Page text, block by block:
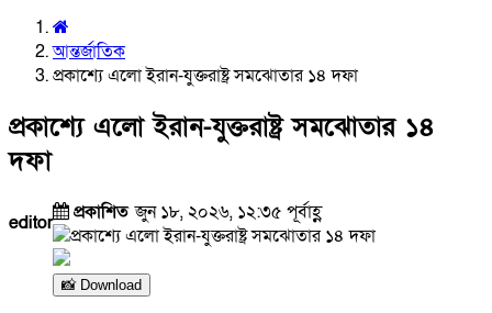
আন্তর্জাতিক
প্রকাশ্যে এলো ইরান-যুক্তরাষ্ট্র সমঝোতার ১৪ দফা
প্রকাশ্যে এলো ইরান-যুক্তরাষ্ট্র সমঝোতার ১৪
দফা
editor প্রকাশিতজুন ১৮, ২০২৬, ১২:৩৫ পূর্বাহ্ণ
📸 Download